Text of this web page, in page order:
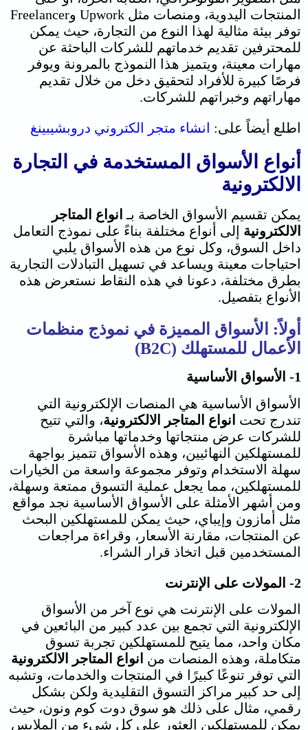
المنتجات اليدوية، ومنصات مثل Upwork وFreelancer
توفر بيئة مثالية لهذا النوع من التجارة، حيث يمكن
للمحترفين تقديم خدماتهم للشركات الباحثة عن
مهارات معينة، ويتميز هذا النموذج بالمرونة ويوفر
فرصًا كبيرة للأفراد لتحقيق دخل من خلال تقديم
مهاراتهم وخبراتهم للشركات.
اطلع أيضاً على: انشاء متجر الكتروني دروبشيبينغ
أنواع الأسواق المستخدمة في التجارة
الالكترونية
يمكن تقسيم الأسواق الخاصة بـ انواع المتاجر
الالكترونية إلى أنواع مختلفة بناءً على نموذج التعامل
داخل السوق، وكل نوع من هذه الأسواق يلبي
احتياجات معينة ويساعد في تسهيل التبادلات التجارية
بطرق مختلفة، دعونا في هذه النقاط نستعرض هذه
الأنواع بتفصيل.
أولاً: الأسواق المميزة في نموذج منظمات
الأعمال للمستهلك (B2C)
1- الأسواق الأساسية
الأسواق الأساسية هي المنصات الإلكترونية التي
تندرج تحت انواع المتاجر الالكترونية، والتي تتيح
للشركات عرض منتجاتها وخدماتها مباشرة
للمستهلكين النهائيين، وهذه الأسواق تتميز بواجهة
سهلة الاستخدام وتوفر مجموعة واسعة من الخيارات
للمستهلكين، مما يجعل عملية التسوق ممتعة وسهلة،
ومن أشهر الأمثلة على الأسواق الأساسية نجد مواقع
مثل أمازون وإيباي، حيث يمكن للمستهلكين البحث
عن المنتجات، مقارنة الأسعار، وقراءة مراجعات
المستخدمين قبل اتخاذ قرار الشراء.
2- المولات على الإنترنت
المولات على الإنترنت هي نوع آخر من الأسواق
الإلكترونية التي تجمع بين عدد كبير من البائعين في
مكان واحد، مما يتيح للمستهلكين تجربة تسوق
متكاملة، وهذه المنصات من انواع المتاجر الالكترونية
التي توفر تنوعًا كبيرًا في المنتجات والخدمات، وتشبه
إلى حد كبير مراكز التسوق التقليدية ولكن بشكل
رقمي، مثال على ذلك هو سوق دوت كوم ونون، حيث
يمكن للمستهلكين العثور على كل شيء من الملابس